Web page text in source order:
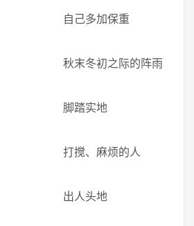
） 自己多加保重
秋末冬初之际的阵雨
） 脚踏实地
） 打搅、麻烦的人
せ） 出人头地